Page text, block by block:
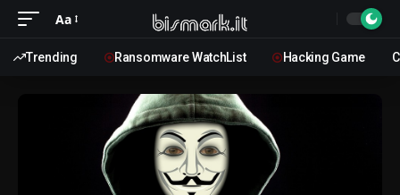
Aa
Trending Ransomware WatchList Hacking Game